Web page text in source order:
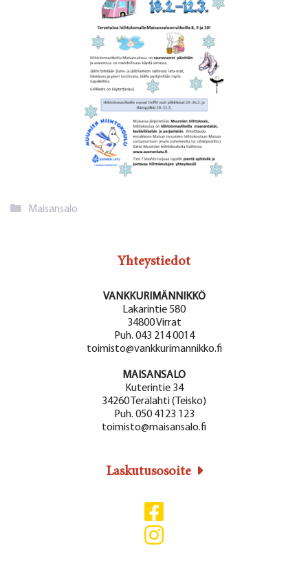
Kategoriat
Maisansalo
Yhteystiedot
VANKKURIMÄNNIKKÖ
Lakarintie 580
34800 Virrat
Puh. 043 214 0014
toimisto@vankkurimannikko.fi
MAISANSALO
Kuterintie 34
34260 Terälahti (Teisko)
Puh. 050 4123 123
toimisto@maisansalo.fi
Laskutusosoite